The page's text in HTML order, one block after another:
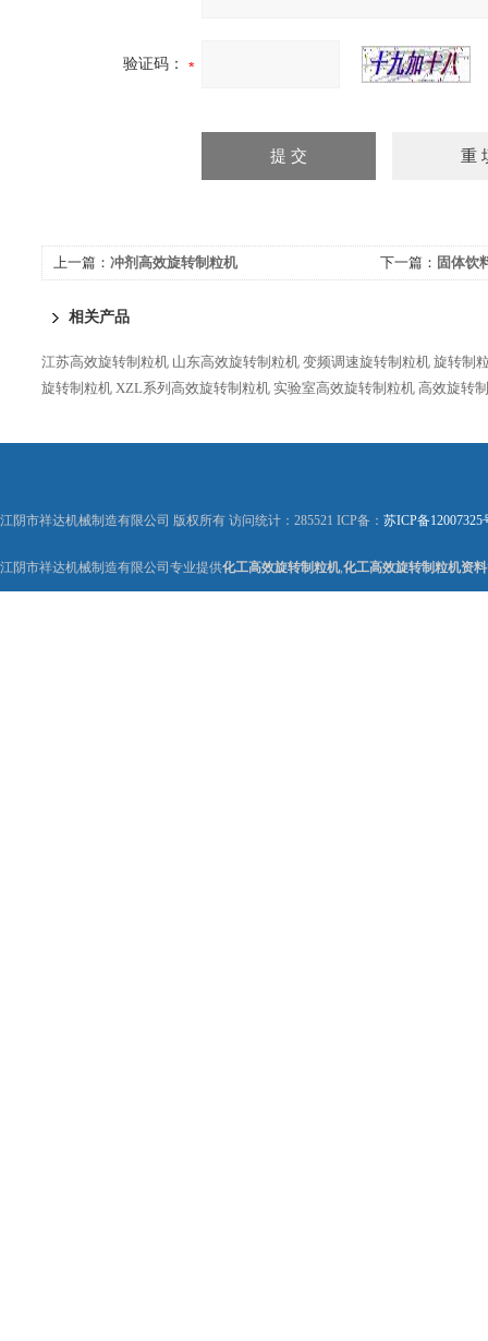
验证码：
上一篇： 冲剂高效旋转制粒机 下一篇： 固体饮
相关产品
江苏高效旋转制粒机 山东高效旋转制粒机 变频调速旋转制粒机 旋转制
旋转制粒机 XZL系列高效旋转制粒机 实验室高效旋转制粒机 高效旋转
江阴市祥达机械制造有限公司 版权所有 访问统计：285521 ICP备： 苏ICP备12007325
江阴市祥达机械制造有限公司专业提供化工高效旋转制粒机,化工高效旋转制粒机资料